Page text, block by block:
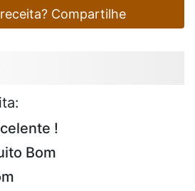
Compartilhe
!
Bom